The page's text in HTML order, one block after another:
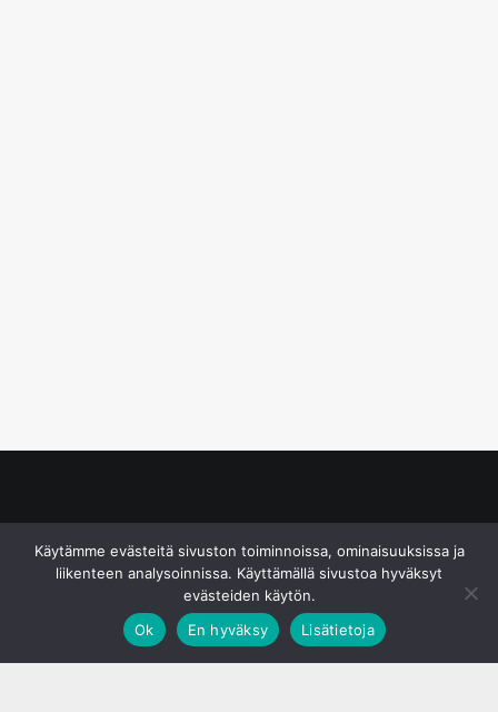
Käytämme evästeitä sivuston toiminnoissa, ominaisuuksissa ja
liikenteen analysoinnissa. Käyttämällä sivustoa hyväksyt
evästeiden käytön.
Ok
En hyväksy Lisätietoja